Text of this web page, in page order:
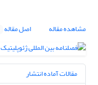
مشاهده مقاله
اصل مقاله
مقالات آماده انتشار